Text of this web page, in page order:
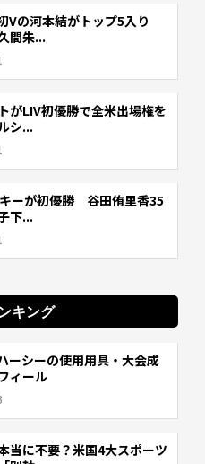
Vの河本結がトップ5入り
間朱...
がLIV初優勝で全米出場権を
シ...
ーが初優勝 谷田侑里香35
下...
キング
ーシーの使用用具・大会成
ィール
当に不要？米国4大スポーツ